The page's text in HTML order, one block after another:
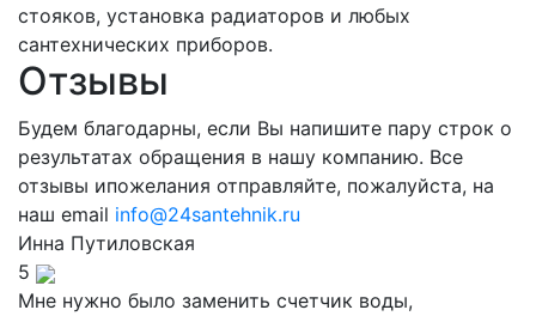
стояков, установка радиаторов и любых
сантехнических приборов.
Отзывы
Будем благодарны, если Вы напишите пару строк о
результатах обращения в нашу компанию. Все
отзывы ипожелания отправляйте, пожалуйста, на
наш email info@24santehnik.ru
Инна Путиловская
5
Мне нужно было заменить счетчик воды,